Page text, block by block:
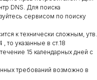
DNS. Для поиска
сервисом по поиску
к технически сложным, утв.
то указанные в ст.18
15 календарных дней с
требований возможно в